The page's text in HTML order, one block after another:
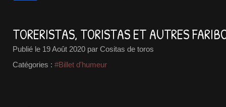
TORERISTAS, TORISTAS ET AUTRES
Publié le 19 Août 2020 par Cositas de toros
Catégories : #Billet d'humeur